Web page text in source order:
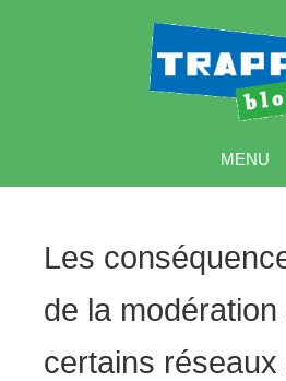
MENU
Les
de la modération
certains réseaux